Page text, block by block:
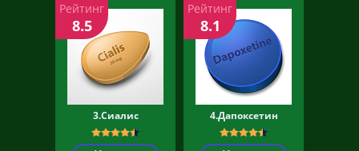
3.Сиалис
Рейтинг
8.5
4.Дапоксетин
Рейтинг
8.1